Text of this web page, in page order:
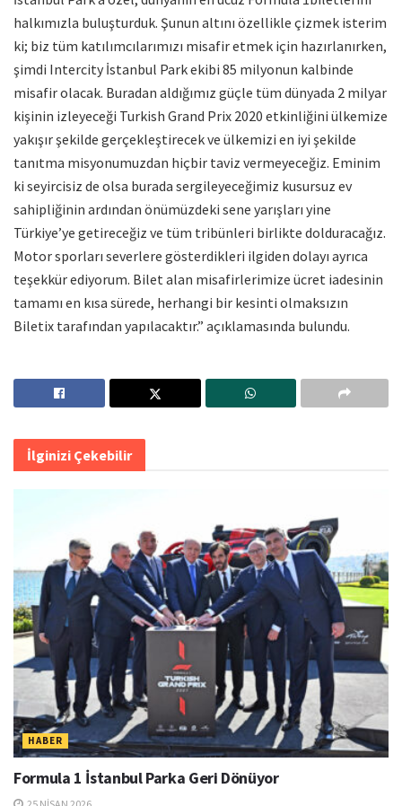
halkımızla buluşturduk. Şunun altını özellikle çizmek isterim
ki; biz tüm katılımcılarımızı misafir etmek için hazırlanırken,
şimdi Intercity İstanbul Park ekibi 85 milyonun kalbinde
misafir olacak. Buradan aldığımız güçle tüm dünyada 2 milyar
kişinin izleyeceği Turkish Grand Prix 2020 etkinliğini ülkemize
yakışır şekilde gerçekleştirecek ve ülkemizi en iyi şekilde
tanıtma misyonumuzdan hiçbir taviz vermeyeceğiz. Eminim
ki seyircisiz de olsa burada sergileyeceğimiz kusursuz ev
sahipliğinin ardından önümüzdeki sene yarışları yine
Türkiye’ye getireceğiz ve tüm tribünleri birlikte dolduracağız.
Motor sporları severlere gösterdikleri ilgiden dolayı ayrıca
teşekkür ediyorum. Bilet alan misafirlerimize ücret iadesinin
tamamı en kısa sürede, herhangi bir kesinti olmaksızın
Biletix tarafından yapılacaktır.” açıklamasında bulundu.
İlginizi Çekebilir
HABER
Formula 1 İstanbul Parka Geri Dönüyor